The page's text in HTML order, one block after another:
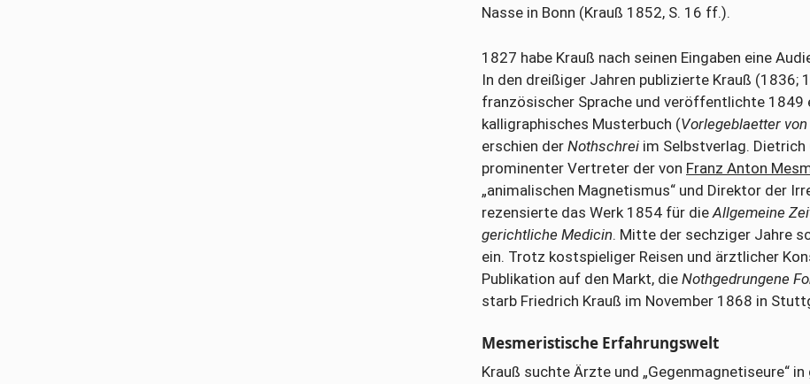
Nasse in Bonn (Krauß 1852, S. 16 ff.).
1827 habe Krauß nach seinen Eingaben eine
In den dreißiger Jahren publizierte Krauß (1836;
französischer Sprache und veröffentlichte
kalligraphisches Musterbuch (Vorlegeblaetter
erschien der Nothschrei im Selbstverlag.
prominenter Vertreter der von Franz Anton
„animalischen Magnetismus“ und Direktor der
rezensierte das Werk 1854 für die Allgemeine
gerichtliche Medicin. Mitte der sechziger Jahre
ein. Trotz kostspieliger Reisen und ärztlicher
Publikation auf den Markt, die Nothgedrungene
starb Friedrich Krauß im November 1868 in
Mesmeristische Erfahrungswelt
Krauß suchte Ärzte und „Gegenmagnetiseure“